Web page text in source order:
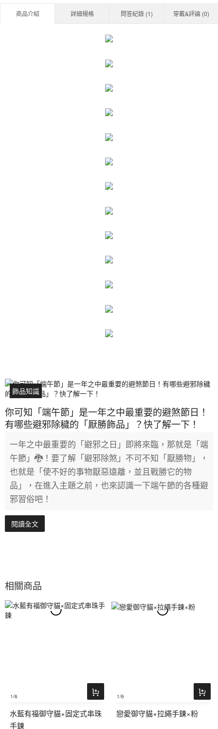
商品介紹 詳細規格 問答紀錄 (1) 穿戴&評論 (0)
飾品知識
你可知「端午節」是一年之中最重要的避煞節日！
有哪些避邪除穢的「厭勝飾品」？快了解一下！
一年之中最重要的「避邪之日」即將來臨，那就是「端
午節」🐉！要了解「避邪除煞」不可不知「厭勝物」，
也就是「使不好的事物厭惡遠離，並且戰勝它的物
品」，在進入主題之前，也來認識一下端午節的各種避
邪習俗吧！
閱讀全文
相關商品
1/6
水藍有福御守貓×固定式串珠
手鍊
1/6
戀愛御守貓×拉繩手鍊×粉